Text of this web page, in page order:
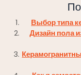
Выбор типа
Дизайн пола